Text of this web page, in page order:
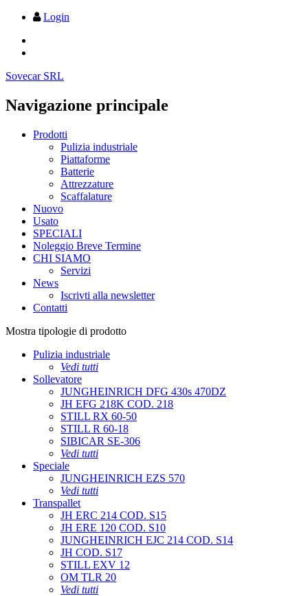
Login
Sovecar SRL
Navigazione principale
Prodotti
Pulizia industriale
Piattaforme
Batterie
Attrezzature
Scaffalature
Nuovo
Usato
SPECIALI
Noleggio Breve Termine
CHI SIAMO
Servizi
News
Iscrivti alla newsletter
Contatti
Mostra tipologie di prodotto
Pulizia industriale
Vedi tutti
Sollevatore
JUNGHEINRICH DFG 430s 470DZ
JH EFG 218K COD. 218
STILL RX 60-50
STILL R 60-18
SIBICAR SE-306
Vedi tutti
Speciale
JUNGHEINRICH EZS 570
Vedi tutti
Transpallet
JH ERC 214 COD. S15
JH ERE 120 COD. S10
JUNGHEINRICH EJC 214 COD. S14
JH COD. S17
STILL EXV 12
OM TLR 20
Vedi tutti